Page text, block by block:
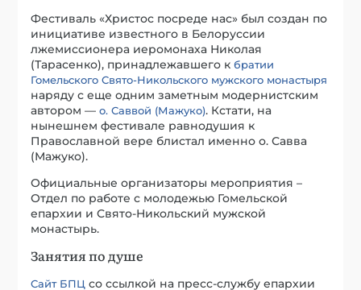
Фестиваль «Христос посреде нас» был создан по
инициативе известного в Белоруссии
лжемиссионера иеромонаха Николая
(Тарасенко), принадлежавшего кбратии
Гомельского Свято-Никольского мужского монастыря
наряду с еще одним заметным модернистским
автором —о. Саввой (Мажуко). Кстати, на
нынешнем фестивале равнодушия к
Православной вере блистал именно о. Савва
(Мажуко).
Официальные организаторы мероприятия –
Отдел по работе с молодежью Гомельской
епархии и Свято-Никольский мужской
монастырь.
Занятия по душе
Сайт БПЦ со ссылкой на пресс-службу епархии